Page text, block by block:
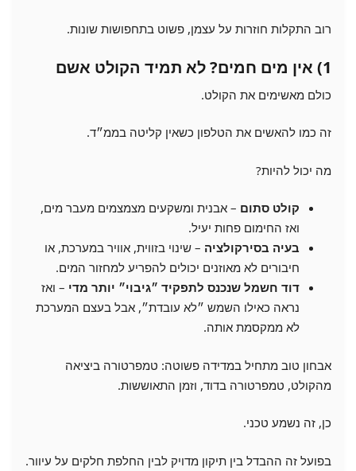
רוב התקלות חוזרות על עצמן, פשוט בתחפושות שונות.
1) אין מים חמים? לא תמיד הקולט אשם
כולם מאשימים את הקולט.
זה כמו להאשים את הטלפון כשאין קליטה בממ״ד.
מה יכול להיות?
קולט סתום – אבנית ומשקעים מצמצמים מעבר מים,
ואז החימום פחות יעיל.
בעיה בסירקולציה – שינוי בזווית, אוויר במערכת, או
חיבורים לא מאוזנים יכולים להפריע למחזור המים.
דוד חשמל שנכנס לתפקיד ״גיבוי״ יותר מדי – ואז
נראה כאילו השמש ״לא עובדת״, אבל בעצם המערכת
לא ממקסמת אותה.
אבחון טוב מתחיל במדידה פשוטה: טמפרטורה ביציאה
מהקולט, טמפרטורה בדוד, וזמן התאוששות.
כן, זה נשמע טכני.
בפועל זה ההבדל בין תיקון מדויק לבין החלפת חלקים על עיוור.